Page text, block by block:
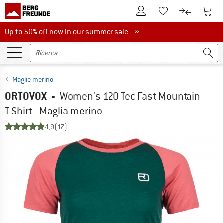
Al conto clienteAlla lista
Al Al
Up to 50% off now in our summer sale
Up to 50% off now in our summer sale »
Maglie merino
ORTOVOX - Women's 120 Tec Fast Mountain
T-Shirt - Maglia merino
4,9(17)